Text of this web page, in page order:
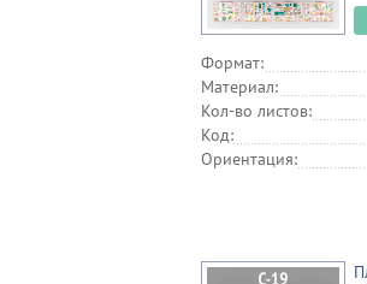
Формат:
Материал:
Кол-во листов:
Код:
Ориентация: